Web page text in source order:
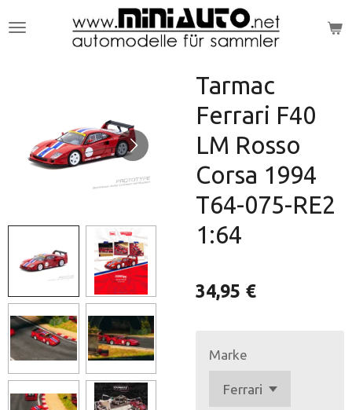
Hauptinhalt
Tarmac
Ferrari F40
LM Rosso
Corsa 1994
T64-075-RE2
1:64
34,95 €
Marke